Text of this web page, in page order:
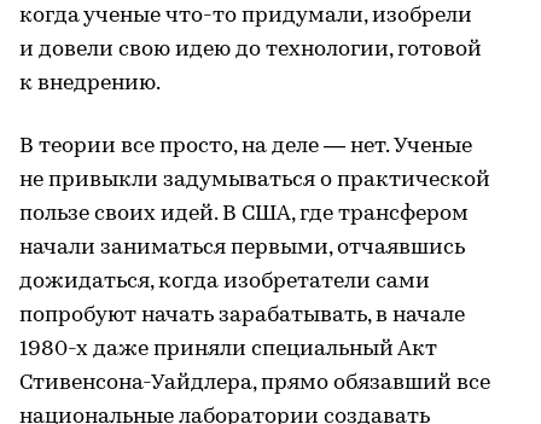
когда ученые что-то придумали, изобрели
и довели свою идею до технологии, готовой
к внедрению.
В теории все просто, на деле — нет. Ученые
не привыкли задумываться о практической
пользе своих идей. В США, где трансфером
начали заниматься первыми, отчаявшись
дожидаться, когда изобретатели сами
попробуют начать зарабатывать, в начале
1980-х даже приняли специальный Акт
Стивенсона-Уайдлера, прямо обязавший все
национальные лаборатории создавать